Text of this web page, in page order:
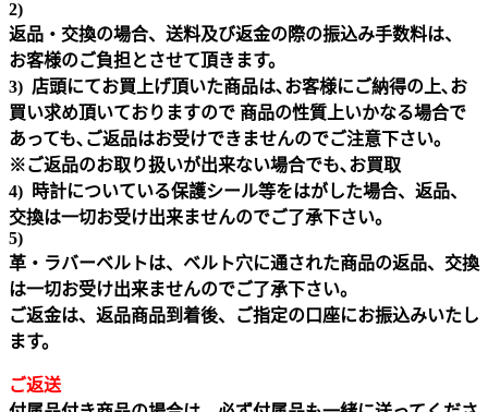
2)
返品・交換の場合、送料及び返金の際の振込み手数料は、
お客様のご負担とさせて頂きます。
3) 店頭にてお買上げ頂いた商品は､お客様にご納得の上､お
買い求め頂いておりますので 商品の性質上いかなる場合で
あっても､ご返品はお受けできませんのでご注意下さい｡
※ご返品のお取り扱いが出来ない場合でも､お買取
4) 時計についている保護シール等をはがした場合、返品、
交換は一切お受け出来ませんのでご了承下さい。
5)
革・ラバーベルトは、ベルト穴に通された商品の返品、交換
は一切お受け出来ませんのでご了承下さい。
ご返金は、返品商品到着後、ご指定の口座にお振込みいたし
ます。
ご返送